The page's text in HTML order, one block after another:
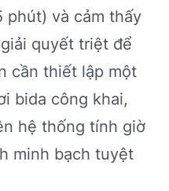
phút) và cảm thấy
quyết triệt để
cần thiết lập một
bida công khai,
hệ thống tính giờ
minh bạch tuyệt